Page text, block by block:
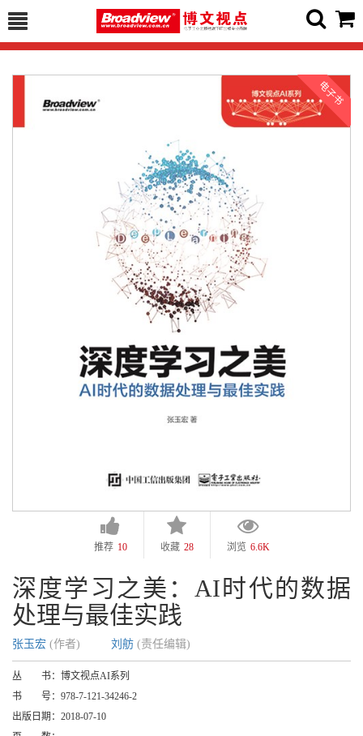
推荐 10 收藏 28 浏览 6.6K
深度学习之美：AI时代的数据
处理与最佳实践
张玉宏 (作者) 刘舫 (责任编辑)
丛 书： 博文视点AI系列
书 号： 978-7-121-34246-2
出版日期： 2018-07-10